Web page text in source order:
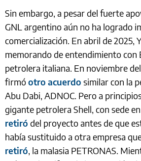
Sin embargo, a pesar del fuerte
GNL argentino aún no ha logrado
comercialización. En abril de 2025,
memorando de entendimiento con
petrolera italiana. En noviembre
firmóotro acuerdo similar con la
Abu Dabi, ADNOC. Pero a
gigante petrolera Shell, con sede
retiró del proyecto antes de que
había sustituido a otra empresa
retiró, la malasia PETRONAS.